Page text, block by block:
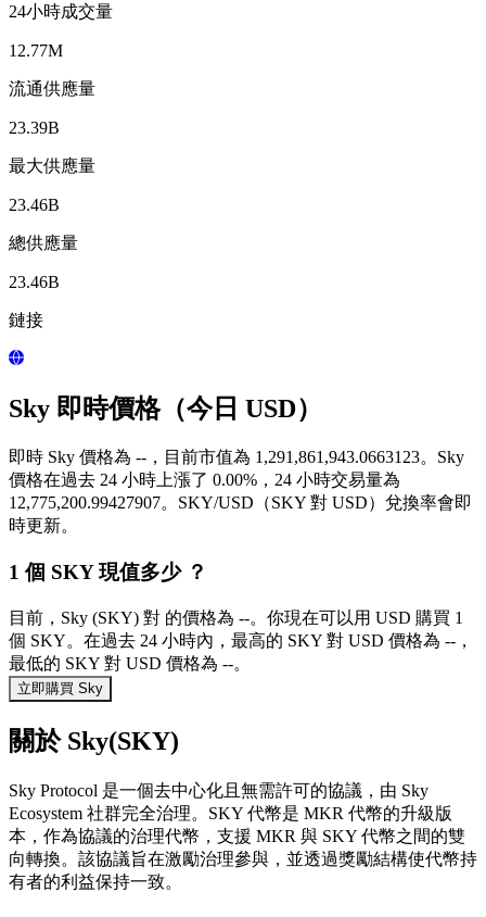
24小時成交量
12.77M
流通供應量
23.39B
最大供應量
23.46B
總供應量
23.46B
鏈接
Sky 即時價格（今日 USD）
即時 Sky 價格為 --，目前市值為 1,291,861,943.0663123。Sky
價格在過去 24 小時上漲了 0.00%，24 小時交易量為
12,775,200.99427907。SKY/USD（SKY 對 USD）兌換率會即
時更新。
1 個 SKY 現值多少 ？
目前，Sky (SKY) 對 的價格為 --。你現在可以用 USD 購買 1
個 SKY。在過去 24 小時內，最高的 SKY 對 USD 價格為 --，
最低的 SKY 對 USD 價格為 --。
立即購買 Sky
關於 Sky(SKY)
Sky Protocol 是一個去中心化且無需許可的協議，由 Sky
Ecosystem 社群完全治理。SKY 代幣是 MKR 代幣的升級版
本，作為協議的治理代幣，支援 MKR 與 SKY 代幣之間的雙
向轉換。該協議旨在激勵治理參與，並透過獎勵結構使代幣持
有者的利益保持一致。